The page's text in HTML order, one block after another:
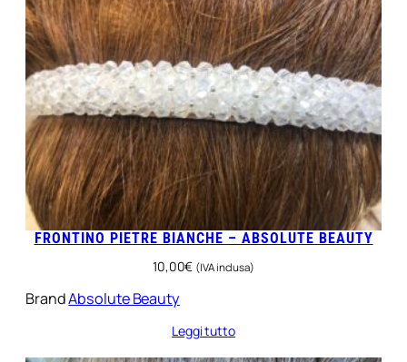
FRONTINO PIETRE BIANCHE – ABSOLUTE BEAUTY
10,00€ (IVA inclusa)
BrandAbsolute Beauty
Leggi tutto